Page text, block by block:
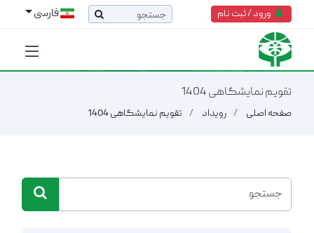
ورود / ثبت نام فارسی
تقویم نمایشگاهی 1404
صفحه اصلی رویداد تقویم نمایشگاهی 1404